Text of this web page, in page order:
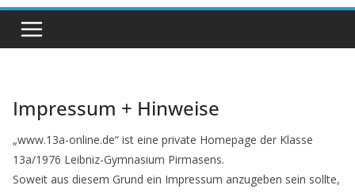
Impressum + Hinweise
„www.13a-online.de“ ist eine private Homepage der Klasse
13a/1976 Leibniz-Gymnasium Pirmasens.
Soweit aus diesem Grund ein Impressum anzugeben sein sollte,